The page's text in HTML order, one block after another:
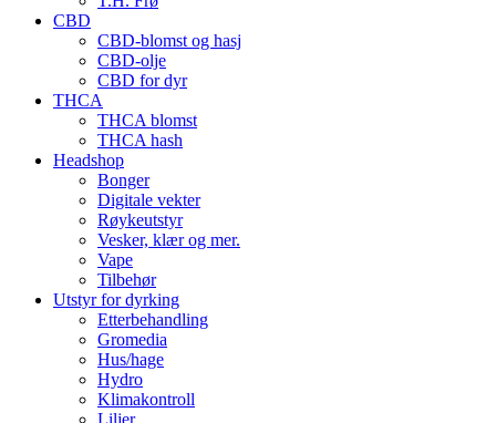
CBD
CBD-blomst og hasj
CBD-olje
CBD for dyr
THCA
THCA blomst
THCA hash
Headshop
Bonger
Digitale vekter
Røykeutstyr
Vesker, klær og mer.
Vape
Tilbehør
Utstyr for dyrking
Etterbehandling
Gromedia
Hus/hage
Hydro
Klimakontroll
Liljer